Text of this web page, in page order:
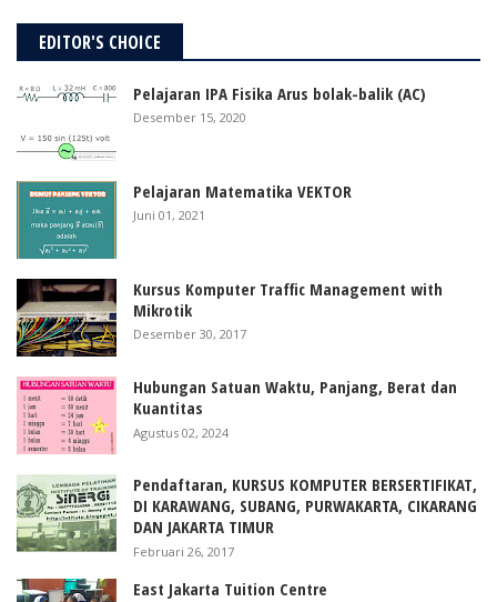
EDITOR'S CHOICE
Pelajaran IPA Fisika Arus bolak-balik (AC)
Desember 15, 2020
Pelajaran Matematika VEKTOR
Juni 01, 2021
Kursus Komputer Traffic Management with
Mikrotik
Desember 30, 2017
Hubungan Satuan Waktu, Panjang, Berat dan
Kuantitas
Agustus 02, 2024
Pendaftaran, KURSUS KOMPUTER BERSERTIFIKAT,
DI KARAWANG, SUBANG, PURWAKARTA, CIKARANG
DAN JAKARTA TIMUR
Februari 26, 2017
East Jakarta Tuition Centre